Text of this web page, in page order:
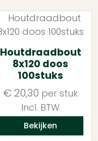
Houtdraadbout
8x120 doos
100stuks
€ 20,30 per stuk
Incl. BTW
Bekijken